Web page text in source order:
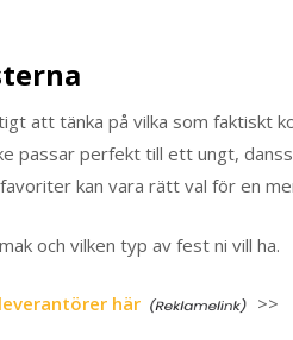
att tänka på vilka som faktiskt
passar perfekt till ett ungt,
kan vara rätt val för en
och vilken typ av fest ni vill ha.
här >>